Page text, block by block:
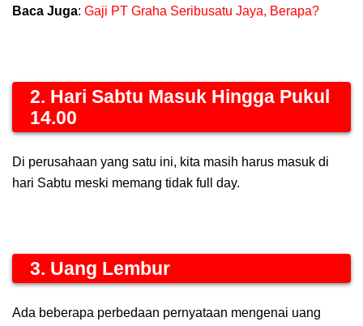
Baca Juga: Gaji PT Graha Seribusatu Jaya, Berapa?
2. Hari Sabtu Masuk Hingga Pukul
14.00
Di perusahaan yang satu ini, kita masih harus masuk di
hari Sabtu meski memang tidak full day.
3. Uang Lembur
Ada beberapa perbedaan pernyataan mengenai uang